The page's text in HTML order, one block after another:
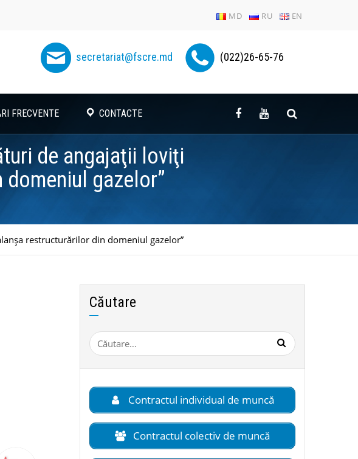
MD RU EN
secretariat@fscre.md (022)26-65-76
FRECVENTE CONTACTE
de angajaţii loviţi
gazelor”
restructurărilor din domeniul gazelor”
Căutare
Caută
după:
Contractul individual de muncă
Contractul colectiv de muncă